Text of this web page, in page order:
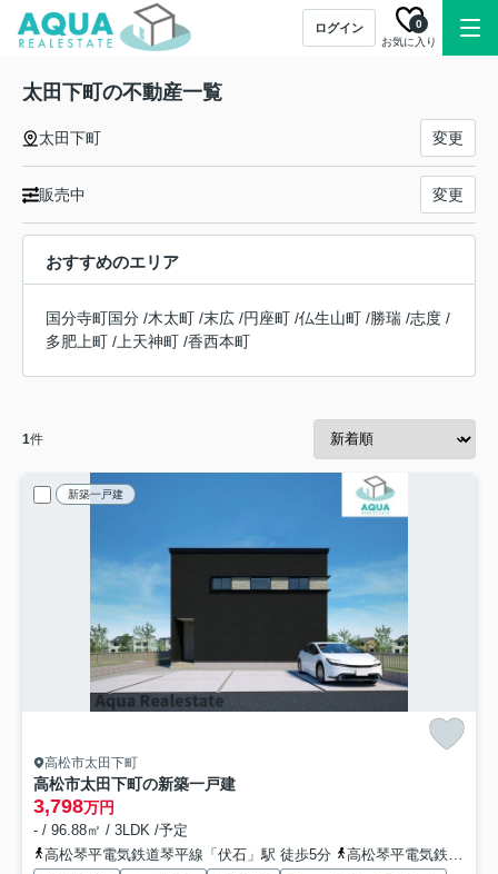
ログイン
お気に入り
0
太田下町の不動産一覧
太田下町 変更
販売中 変更
おすすめのエリア
国分寺町国分 /木太町 /末広 /円座町 /仏生山町 /勝瑞 /志度 /
多肥上町 / 上天神町 /香西本町
1件
新築一戸建
高松市太田下町
高松市太田下町の新築一戸建
3,798万円
- / 96.88㎡ / 3LDK /予定
高松琴平電気鉄道琴平線「伏石」駅 徒歩5分
高松琴平電気鉄道琴平線「太田」駅 徒歩18分